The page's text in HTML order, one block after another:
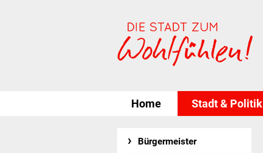
Home Stadt & Politik
Bürgermeister